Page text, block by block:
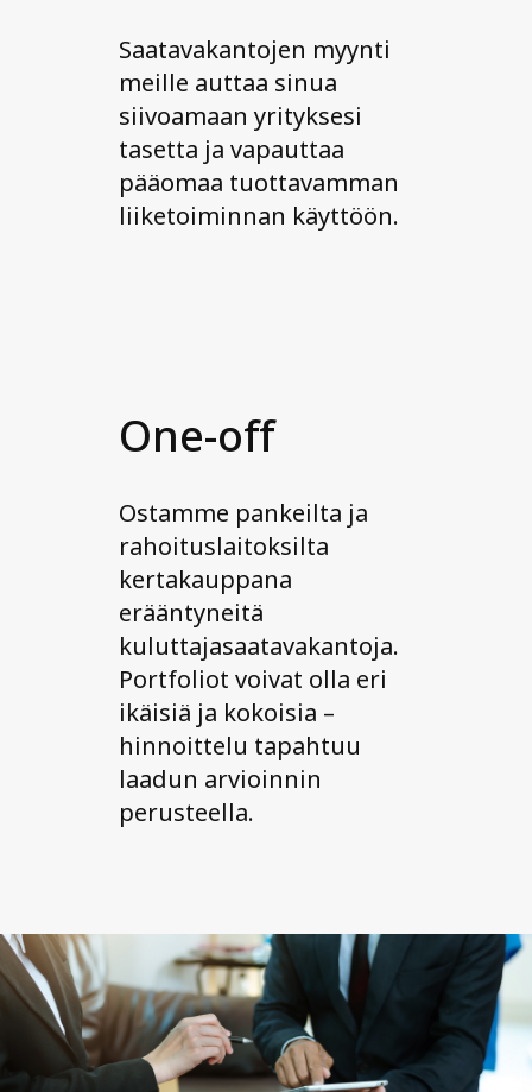
Saatavakantojen myynti
meille auttaa sinua
siivoamaan yrityksesi
tasetta ja vapauttaa
pääomaa tuottavamman
liiketoiminnan käyttöön.
One-off
Ostamme pankeilta ja
rahoituslaitoksilta
kertakauppana
erääntyneitä
kuluttajasaatavakantoja.
Portfoliot voivat olla eri
ikäisiä ja kokoisia –
hinnoittelu tapahtuu
laadun arvioinnin
perusteella.